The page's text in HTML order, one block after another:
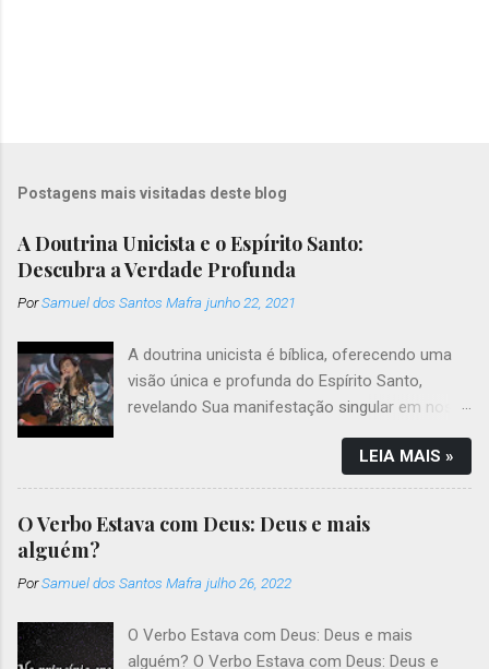
Postagens mais visitadas deste blog
A Doutrina Unicista e o Espírito Santo:
Descubra a Verdade Profunda
PorSamuel dos Santos Mafra junho 22, 2021
A doutrina unicista é bíblica, oferecendo uma
visão única e profunda do Espírito Santo,
revelando Sua manifestação singular em nossa
vida. Introdução Que a paz do Senhor Jesus
esteja contigo, querido leitor! Nosso objetivo é
esclarecer uma questão que gera muitas
dúvidas entre os cristãos: quem é o Espírito
Santo de Deus conforme a doutrina unicista?
Deus, em uma análise singular sobre a
perspectiva teológica, que sustenta a
LEIA MAIS »
O Verbo Estava com Deus: Deus e mais
alguém?
PorSamuel dos Santos Mafra julho 26, 2022
O Verbo Estava com Deus: Deus e mais
alguém? O Verbo Estava com Deus: Deus e